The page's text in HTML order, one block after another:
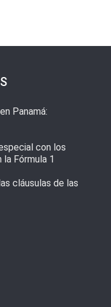
Panamá:
con los
Fórmula 1
cláusulas de las